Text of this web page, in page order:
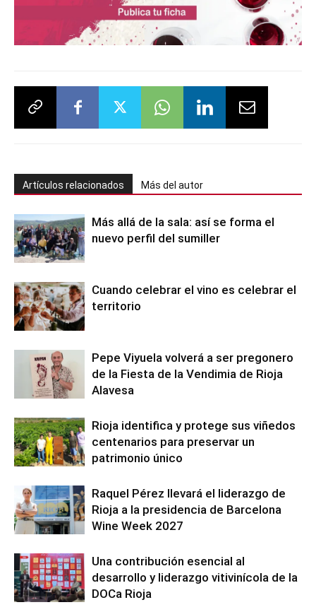
Artículos relacionados Más del autor
Más allá de la sala: así se forma el
nuevo perfil del sumiller
Cuando celebrar el vino es celebrar el
territorio
Pepe Viyuela volverá a ser pregonero
de la Fiesta de la Vendimia de Rioja
Alavesa
Rioja identifica y protege sus viñedos
centenarios para preservar un
patrimonio único
Raquel Pérez llevará el liderazgo de
Rioja a la presidencia de Barcelona
Wine Week 2027
Una contribución esencial al
desarrollo y liderazgo vitivinícola de la
DOCa Rioja